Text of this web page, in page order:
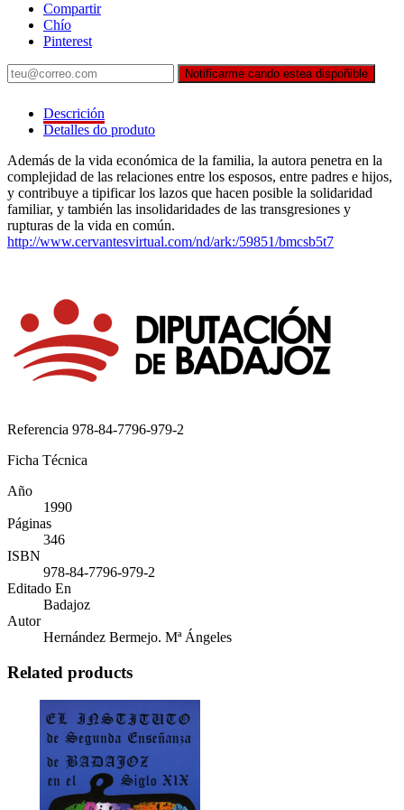
Compartir
Chío
Pinterest
Notificarme cando estea dispoñible
Descrición
Detalles do produto
Además de la vida económica de la familia, la autora penetra en la
complejidad de las relaciones entre los esposos, entre padres e hijos,
y contribuye a tipificar los lazos que hacen posible la solidaridad
familiar, y también las insolidaridades de las transgresiones y
rupturas de la vida en común.
http://www.cervantesvirtual.com/nd/ark:/59851/bmcsb5t7
Referencia 978-84-7796-979-2
Ficha Técnica
Año
1990
Páginas
346
ISBN
978-84-7796-979-2
Editado En
Badajoz
Autor
Hernández Bermejo. Mª Ángeles
Related products